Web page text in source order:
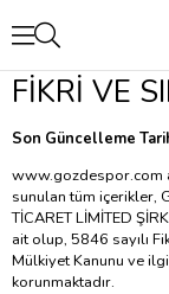
FİKRİ VE
Son Güncelleme
www.gozdespor.com
sunulan tüm içerikler,
TİCARET LİMİTED
ait olup, 5846 sayılı
Mülkiyet Kanunu ve
korunmaktadır.